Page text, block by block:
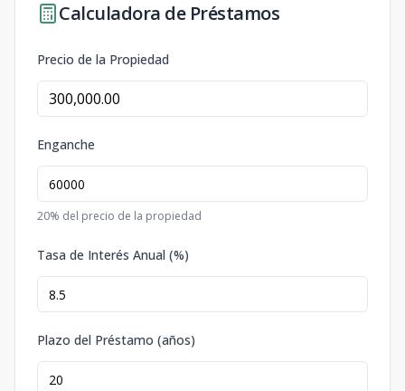
Calculadora de Préstamos
Precio de la Propiedad
Enganche
20% del precio de la propiedad
Tasa de Interés Anual (%)
Plazo del Préstamo (años)